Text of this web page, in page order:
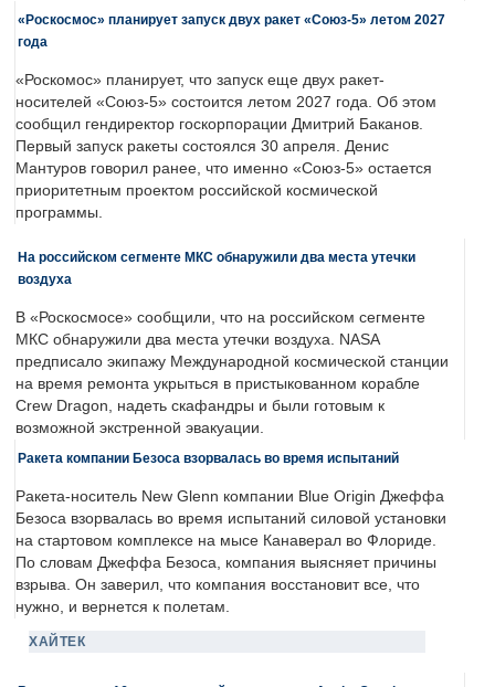
«Роскосмос» планирует запуск двух ракет «Союз-5» летом 2027
года
«Роскомос» планирует, что запуск еще двух ракет-
носителей «Союз-5» состоится летом 2027 года. Об этом
сообщил гендиректор госкорпорации Дмитрий Баканов.
Первый запуск ракеты состоялся 30 апреля. Денис
Мантуров говорил ранее, что именно «Союз-5» остается
приоритетным проектом российской космической
программы.
На российском сегменте МКС обнаружили два места утечки
воздуха
В «Роскосмосе» сообщили, что на российском сегменте
МКС обнаружили два места утечки воздуха. NASA
предписало экипажу Международной космической станции
на время ремонта укрыться в пристыкованном корабле
Crew Dragon, надеть скафандры и были готовым к
возможной экстренной эвакуации.
Ракета компании Безоса взорвалась во время испытаний
Ракета-носитель New Glenn компании Blue Origin Джеффа
Безоса взорвалась во время испытаний силовой установки
на стартовом комплексе на мысе Канаверал во Флориде.
По словам Джеффа Безоса, компания выясняет причины
взрыва. Он заверил, что компания восстановит все, что
нужно, и вернется к полетам.
ХАЙТЕК